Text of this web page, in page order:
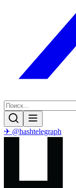
✈ @hashtelegraph